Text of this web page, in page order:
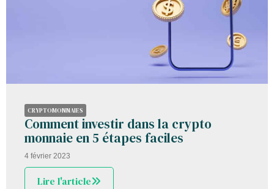
CRYPTOMONNAIES
Comment investir dans la crypto
monnaie en 5 étapes faciles
4 février 2023
Lire l'article